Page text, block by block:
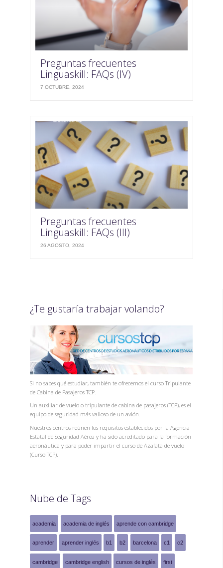
Preguntas frecuentes
Linguaskill: FAQs (IV)
7 OCTUBRE, 2024
Preguntas frecuentes
Linguaskill: FAQs (III)
26 AGOSTO, 2024
¿Te gustaría trabajar volando?
Si no sabes qué estudiar, también te ofrecemos el curso Tripulante
de Cabina de Pasajeros TCP.
Un auxiliar de vuelo o tripulante de cabina de pasajeros (TCP), es el
equipo de seguridad más valioso de un avión.
Nuestros centros reúnen los requisitos establecidos por la Agencia
Estatal de Seguridad Aérea y ha sido acreditado para la formación
aeronáutica y para poder impartir el curso de Azafata de vuelo
(Curso TCP).
Nube de Tags
academia academia de inglés aprende con cambridge
aprender aprender inglés b1 b2 barcelona c1 c2
cambridge cambridge english cursos de inglés first